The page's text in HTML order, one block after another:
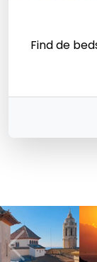
Find de